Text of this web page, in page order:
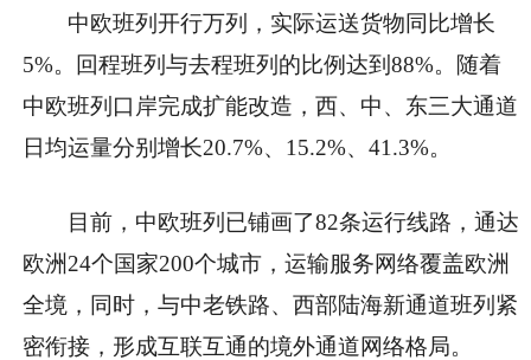
中欧班列开行万列，实际运送货物同比增长
5%。回程班列与去程班列的比例达到88%。随着
中欧班列口岸完成扩能改造，西、中、东三大通道
日均运量分别增长20.7%、15.2%、41.3%。
目前，中欧班列已铺画了82条运行线路，通达
欧洲24个国家200个城市，运输服务网络覆盖欧洲
全境，同时，与中老铁路、西部陆海新通道班列紧
密衔接，形成互联互通的境外通道网络格局。